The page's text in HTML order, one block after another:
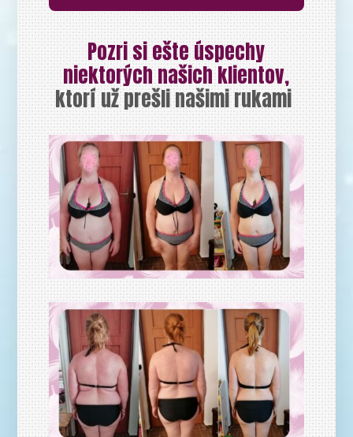
Pozri si ešte úspechy
niektorých našich klientov,
ktorí už prešli našimi rukami